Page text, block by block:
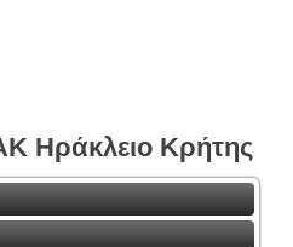
Ηράκλειο Κρήτης